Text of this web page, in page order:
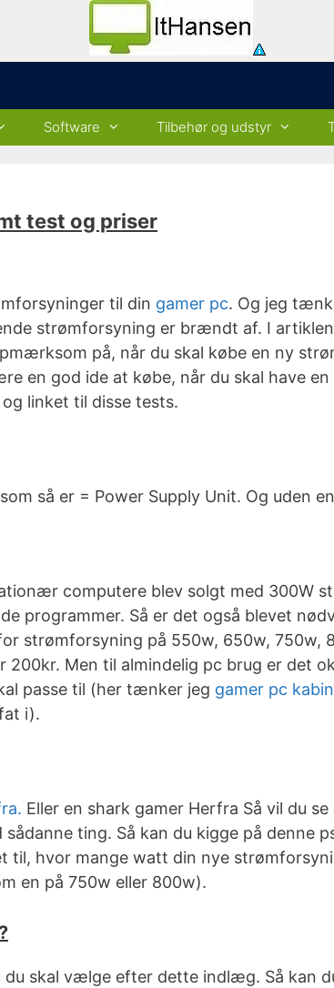
Software Tilbehør og udstyr
test og priser
til din gamer pc. Og jeg
strømforsyning er brændt af. I
på, når du skal købe en ny
en god ide at købe, når du skal have
linket til disse tests.
så er = Power Supply Unit. Og uden
computere blev solgt med 300W
programmer. Så er det også blevet
strømforsyning på 550w, 650w,
Men til almindelig pc brug er det
passe til (her tænker jeg gamer pc
i).
Eller en shark gamer Herfra Så vil du
ting. Så kan du kigge på denne
til, hvor mange watt din nye
en på 750w eller 800w).
skal vælge efter dette indlæg. Så kan